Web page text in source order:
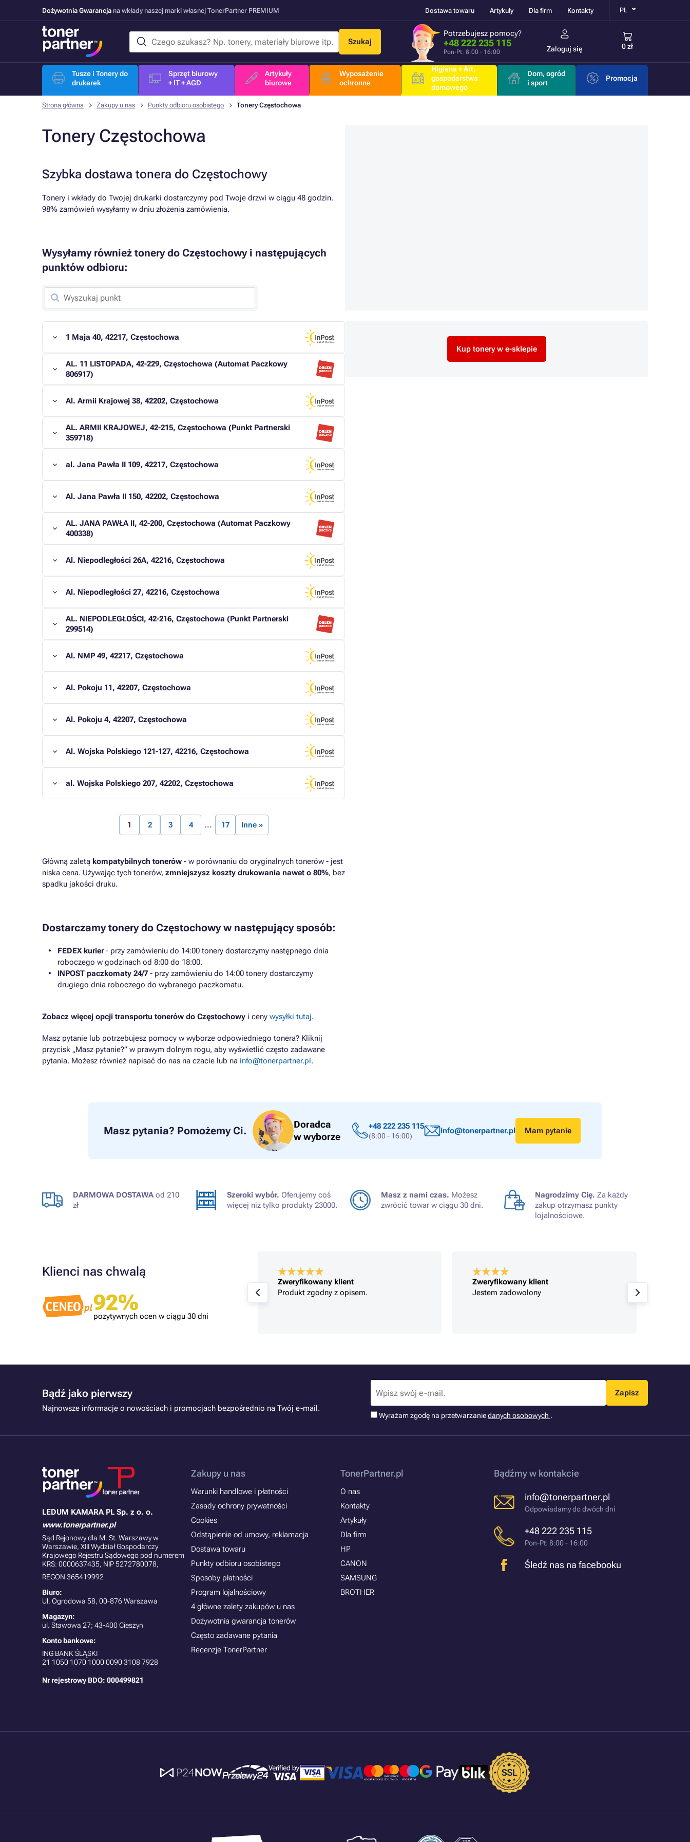
Dożywotnia Gwarancja na wkłady naszej marki własnej TonerPartner PREMIUM Dostawa towaru Artykuły Dla firm Kontakty PL
Szukaj
Potrzebujesz pomocy?
+48 222 235 115
Pon-Pt: 8:00 - 16:00 Zaloguj się 0 zł
Tusze i Tonery do
drukarek
Sprzęt biurowy
+ IT + AGD
Artykuły
biurowe
Wyposażenie
ochronne
Higiena + Art.
gospodarstwa
domowego
Dom, ogród
i sport
Promocja
Strona główna Zakupy u nas Punkty odbioru osobistego Tonery Częstochowa
Tonery Częstochowa
Szybka dostawa tonera do Częstochowy
Tonery i wkłady do Twojej drukarki dostarczymy pod Twoje drzwi w ciągu 48 godzin.
98% zamówień wysyłamy w dniu złożenia zamówienia.
Wysyłamy również tonery do Częstochowy i następujących
punktów odbioru:
1 Maja 40, 42217, Częstochowa
AL. 11 LISTOPADA, 42-229, Częstochowa (Automat Paczkowy
806917)
Al. Armii Krajowej 38, 42202, Częstochowa
AL. ARMII KRAJOWEJ, 42-215, Częstochowa (Punkt Partnerski
359718)
al. Jana Pawła II 109, 42217, Częstochowa
Al. Jana Pawła II 150, 42202, Częstochowa
AL. JANA PAWŁA II, 42-200, Częstochowa (Automat Paczkowy
400338)
Al. Niepodległości 26A, 42216, Częstochowa
Al. Niepodległości 27, 42216, Częstochowa
AL. NIEPODLEGŁOŚCI, 42-216, Częstochowa (Punkt Partnerski
299514)
Al. NMP 49, 42217, Częstochowa
Al. Pokoju 11, 42207, Częstochowa
Al. Pokoju 4, 42207, Częstochowa
Al. Wojska Polskiego 121-127, 42216, Częstochowa
al. Wojska Polskiego 207, 42202, Częstochowa
1 2 3 4 17 Inne »
Główną zaletą kompatybilnych tonerów - w porównaniu do oryginalnych tonerów - jest
niska cena. Używając tych tonerów, zmniejszysz koszty drukowania nawet o 80%, bez
spadku jakości druku.
Dostarczamy tonery do Częstochowy w następujący sposób:
FEDEX kurier- przy zamówieniu do 14:00 tonery dostarczymy następnego dnia
roboczego w godzinach od 8:00 do 18:00.
INPOST paczkomaty 24/7 - przy zamówieniu do 14:00 tonery dostarczymy
drugiego dnia roboczego do wybranego paczkomatu.
Zobacz więcej opcji transportu tonerów do Częstochowy i ceny wysyłki tutaj.
Masz pytanie lub potrzebujesz pomocy w wyborze odpowiedniego tonera? Kliknij
przycisk „Masz pytanie?” w prawym dolnym rogu, aby wyświetlić często zadawane
pytania. Możesz również napisać do nas na czacie lub na info@tonerpartner.pl.
Kup tonery w e-sklepie
Masz pytania? Pomożemy Ci.
Doradca
w wyborze
+48 222 235 115
(8:00 - 16:00)
info@tonerpartner.pl Mam pytanie
DARMOWA DOSTAWA od 210
zł
Szeroki wybór. Oferujemy coś
więcej niż tylko produkty 23000.
Masz z nami czas. Możesz
zwrócić towar w ciągu 30 dni.
Nagrodzimy Cię. Za każdy
zakup otrzymasz punkty
lojalnościowe.
Klienci nas chwalą
92%
pozytywnych ocen w ciągu 30 dni
Zweryfikowany klient
Tonery OK!
Zweryfikowany klient
Produkt zgodny z opisem.
Zweryfikowany klient
Jestem zadowolony
Bądź jako pierwszy
Najnowsze informacje o nowościach i promocjach bezpośrednio na Twój e-mail.
Zapisz
Wyrażam zgodę na przetwarzaniedanych osobowych .
LEDUM KAMARA PL Sp. z o. o.
www.tonerpartner.pl
Sąd Rejonowy dla M. St. Warszawy w
Warszawie, XIII Wydział Gospodarczy
Krajowego Rejestru Sądowego pod numerem
KRS: 0000637435, NIP 5272780078,
REGON 365419992
Biuro:
Ul. Ogrodowa 58, 00-876 Warszawa
Magazyn:
ul. Stawowa 27; 43-400 Cieszyn
Konto bankowe:
ING BANK ŚLĄSKI
21 1050 1070 1000 0090 3108 7928
Nr rejestrowy BDO: 000499821
Zakupy u nas
Warunki handlowe i płatności
Zasady ochrony prywatności
Cookies
Odstąpienie od umowy, reklamacja
Dostawa towaru
Punkty odbioru osobistego
Sposoby płatności
Program lojalnościowy
4 główne zalety zakupów u nas
Dożywotnia gwarancja tonerów
Często zadawane pytania
Recenzje TonerPartner
TonerPartner.pl
O nas
Kontakty
Artykuły
Dla firm
HP
CANON
SAMSUNG
BROTHER
Bądźmy w kontakcie
info@tonerpartner.pl
Odpowiadamy do dwóch dni
+48 222 235 115
Pon-Pt: 8:00 - 16:00
Śledź nas na facebooku